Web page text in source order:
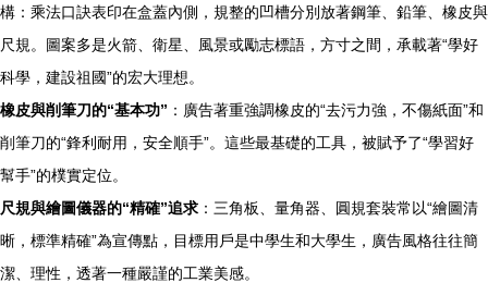
構：乘法口訣表印在盒蓋內側，規整的凹槽分別放著鋼筆、鉛筆、橡皮與
尺規。圖案多是火箭、衛星、風景或勵志標語，方寸之間，承載著“學好
科學，建設祖國”的宏大理想。
橡皮與削筆刀的“基本功” ：廣告著重強調橡皮的“去污力強，不傷紙面”和
削筆刀的“鋒利耐用，安全順手”。這些最基礎的工具，被賦予了“學習好
幫手”的樸實定位。
尺規與繪圖儀器的“精確”追求 ：三角板、量角器、圓規套裝常以“繪圖清
晰，標準精確”為宣傳點，目標用戶是中學生和大學生，廣告風格往往簡
潔、理性，透著一種嚴謹的工業美感。